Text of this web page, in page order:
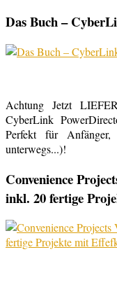
Das Buch –
Achtung Jetzt
CyberLink
Perfekt für
unterwegs...)!
Convenience
inkl. 20 fertige